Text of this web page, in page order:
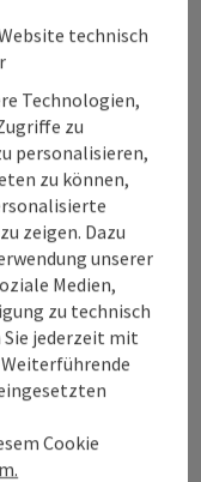
technisch
Technologien,
zu
personalisieren,
zu können,
zeigen. Dazu
unserer
Medien,
zu technisch
jederzeit mit
Cookie